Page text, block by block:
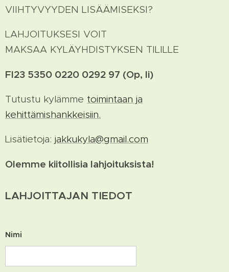
VIIHTYVYYDEN LISÄÄMISEKSI?
LAHJOITUKSESI VOIT
MAKSAA KYLÄYHDISTYKSEN TILILLE
FI23 5350 0220 0292 97 (Op, Ii)
Tutustu kylämme toimintaan ja
kehittämishankkeisiin.
Lisätietoja: jakkukyla@gmail.com
Olemme kiitollisia lahjoituksista!
LAHJOITTAJAN TIEDOT
Nimi